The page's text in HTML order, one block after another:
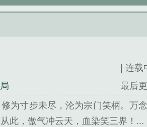
| 连载
最后
为寸步未尽，沦为宗门笑柄。万
此，傲气冲云天，血染笑三界！...